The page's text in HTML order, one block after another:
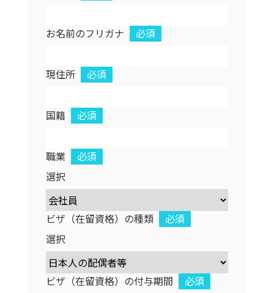
お名前のフリガナ 必須
現住所 必須
国籍 必須
職業
必須
選択
ビザ（在留資格）の種類
必須
選択
ビザ（在留資格）の付与期間
必須